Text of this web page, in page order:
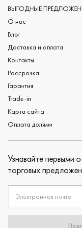
Черные обручальные
ВЫГОДНЫЕ
О нас
Блог
Доставка и оплата
Контакты
Рассрочка
Гарантия
Trade-in
Карта сайта
Оплата долями
Узнавайте первыми
торговых
Электронная почта